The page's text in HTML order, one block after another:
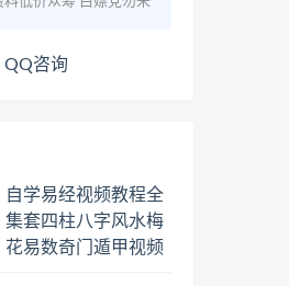
QQ咨询
自学易经视频教程全
集套四柱八字风水梅
花易数奇门遁甲视频